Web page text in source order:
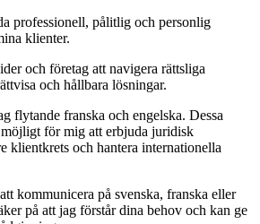
professionell, pålitlig och personlig
klienter.
och företag att navigera rättsliga
och hållbara lösningar.
flytande franska och engelska. Dessa
för mig att erbjuda juridisk
klientkrets och hantera internationella
kommunicera på svenska, franska eller
på att jag förstår dina behov och kan ge